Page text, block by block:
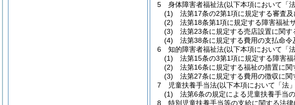
5
身体障害者福祉法(以下本項において「
(1)
法第17条の2第1項に規定する審査
(2)
法第18条第1項に規定する障害福祉
(3)
法第23条に規定する売店設置に関す
(4)
法第38条に規定する費用の支払命令
6
知的障害者福祉法(以下本項において「
(1)
法第15条の3第1項に規定する障害福
(2)
法第16条に規定する福祉の措置に関
(3)
法第27条に規定する費用の徴収に関
7
児童扶養手当法(以下本項において「法
(1)
法第6条の規定による児童扶養手当
8
特別児童扶養手当等の支給に関する法律